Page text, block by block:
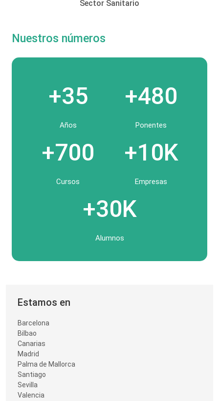
Sector Sanitario
Nuestros números
+35
Años
+480
Ponentes
+700
Cursos
+10K
Empresas
+30K
Alumnos
Estamos en
Barcelona
Bilbao
Canarias
Madrid
Palma de Mallorca
Santiago
Sevilla
Valencia